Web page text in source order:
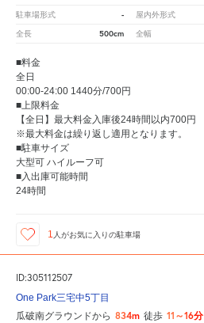
駐車場形式 - 屋内外形式
全長 500cm 全幅
■料金
全日
00:00-24:00 1440分/700円
■上限料金
【全日】最大料金入庫後24時間以内700円
※最大料金は繰り返し適用となります。
■駐車サイズ
大型可 ハイルーフ可
■入出庫可能時間
24時間
1 人がお気に入りの駐車場
ID:305112507
One Park三宅中5丁目
瓜破南グラウンドから 834m 徒歩 11～16分